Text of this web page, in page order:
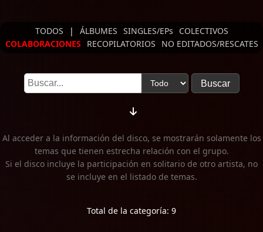
TODOS | ÁLBUMES SINGLES/EPs
COLECTIVOS
COLABORACIONES
RECOPILATORIOS NO EDITADOS/RESCATES
Al acceder a la información del disco, se mostrarán solamente los
temas que tienen estrecha relación con el grupo.
Si el disco incluye la participación en solitario de otro artista, no
se incluye en el listado de temas.
Total de la categoría: 9